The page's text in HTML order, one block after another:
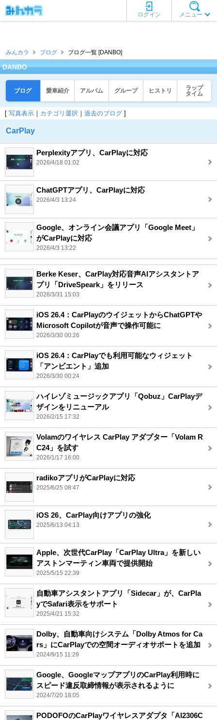
メニュー
ログイン
みんカラ ブログ ブログ一覧 [DANBO]
DANBO
ブログ 愛車紹介 アルバム グループ ヒストリ
ラップ
タイム
[ 写真表示 ｜ カテゴリ選択 ｜ 過去のブログ ]
CarPlay
Perplexityアプリ、CarPlayに対応
2026/4/18 01:02
ChatGPTアプリ、CarPlayに対応
2026/4/3 13:24
Google、オンライン会議アプリ「Google Meet」
がCarPlayに対応
2026/4/3 13:22
Berke Keser、CarPlay対応音声AIアシスタントア
プリ「DriveSpeark」をリリース
2026/3/31 15:03
iOS 26.4：CarPlayのウイジェットからChatGPTや
Microsoft Copilotが音声で操作可能に
2026/3/30 00:26
iOS 26.4：CarPlayでも利用可能なウィジェット
「アンビエント」追加
2026/3/30 00:24
ハイレゾミュージックアプリ「Qobuz」CarPlayデ
ザインをリニューアル
2026/2/15 17:32
Volamのワイヤレス CarPlay アダプター「Volam R
C24」を試す
2026/1/17 16:00
radikoアプリがCarPlayに対応
2025/6/25 08:47
iOS 26、CarPlay向けアプリの強化
2025/6/13 04:13
Apple、次世代CarPlay「CarPlay Ultra」を新しい
アストンマーティン車両で提供開始
2025/5/15 22:39
自動車アシスタントアプリ「Sidecar」が、CarPla
yでSafari表示をサポート
2025/4/21 15:32
Dolby、自動車向けシステム「Dolby Atmos for Ca
rs」にCarPlayでの空間オーディオサポートを追加
2024/9/15 11:29
Google、GoogleマップアプリのCarPlay利用時に
スピード違反取締情報が表示されるように
2024/7/20 18:05
PODOFOのCarPlayワイヤレスアダプタ「AI2306C